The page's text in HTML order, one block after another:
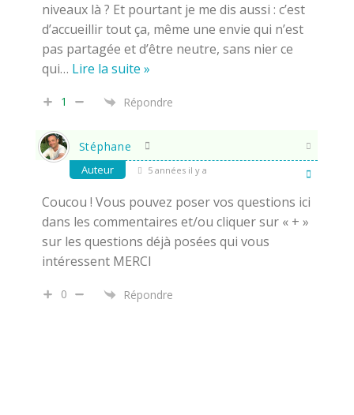
niveaux là ? Et pourtant je me dis aussi : c’est
d’accueillir tout ça, même une envie qui n’est
pas partagée et d’être neutre, sans nier ce
qui… Lire la suite »
1 Répondre
Stéphane
Auteur 5 années il y a
Coucou ! Vous pouvez poser vos questions ici
dans les commentaires et/ou cliquer sur « + »
sur les questions déjà posées qui vous
intéressent MERCI
0 Répondre